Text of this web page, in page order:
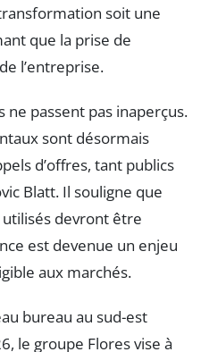
soit une
que la prise de
l’entreprise.
passent pas inaperçus.
sont désormais
d’offres, tant publics
Blatt. Il souligne que
utilisés devront être
est devenue un enjeu
aux marchés.
bureau au sud-est
le groupe Flores vise à